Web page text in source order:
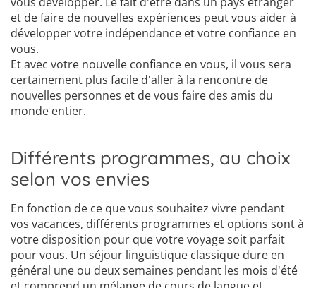
et de faire de nouvelles expériences peut vous aider à
développer votre indépendance et votre confiance en
vous.
Et avec votre nouvelle confiance en vous, il vous sera
certainement plus facile d'aller à la rencontre de
nouvelles personnes et de vous faire des amis du
monde entier.
Différents programmes, au choix
selon vos envies
En fonction de ce que vous souhaitez vivre pendant
vos vacances, différents programmes et options sont à
votre disposition pour que votre voyage soit parfait
pour vous. Un séjour linguistique classique dure en
général une ou deux semaines pendant les mois d'été